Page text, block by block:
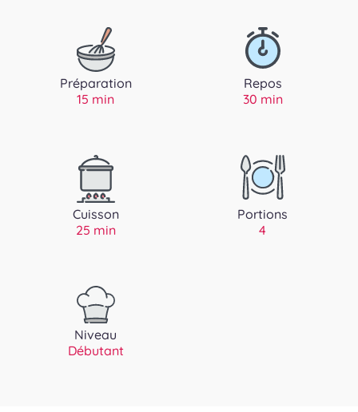
Préparation
15 min
Repos
30 min
Cuisson
25 min
Portions
4
Niveau
Débutant